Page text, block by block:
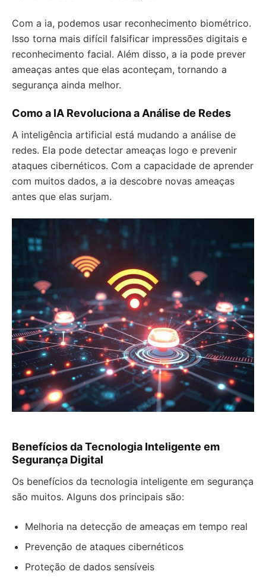
Com a ia, podemos usar reconhecimento biométrico.
Isso torna mais difícil falsificar impressões digitais e
reconhecimento facial. Além disso, a ia pode prever
ameaças antes que elas aconteçam, tornando a
segurança ainda melhor.
Como a IA Revoluciona a Análise de Redes
A inteligência artificial está mudando a análise de
redes. Ela pode detectar ameaças logo e prevenir
ataques cibernéticos. Com a capacidade de aprender
com muitos dados, a ia descobre novas ameaças
antes que elas surjam.
Benefícios da Tecnologia Inteligente em
Segurança Digital
Os benefícios da tecnologia inteligente em segurança
são muitos. Alguns dos principais são:
Melhoria na detecção de ameaças em tempo real
Prevenção de ataques cibernéticos
Proteção de dados sensíveis